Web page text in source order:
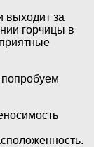
выходит за
горчицы в
попробуем